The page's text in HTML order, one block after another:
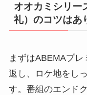
オオカミシリー
礼）のコツはあ
まずはABEMAプ
返し、ロケ地をし
す。番組のエンド